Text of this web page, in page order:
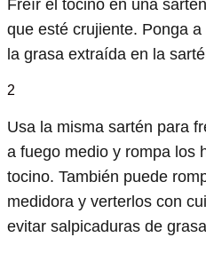
Freír el tocino en una
que esté crujiente. Ponga
la grasa extraída en la
2
Usa la misma sartén para
a fuego medio y rompa los
tocino. También puede
medidora y verterlos con
evitar salpicaduras de